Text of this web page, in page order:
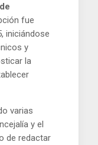
fue
iniciándose
y
la
varias
y el
de redactar